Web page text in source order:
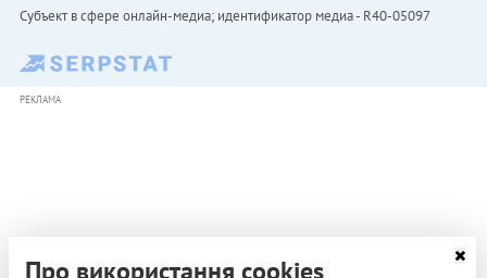
Субъект в сфере онлайн-медиа; идентификатор медиа - R40-05097
РЕКЛАМА
Про використання cookies